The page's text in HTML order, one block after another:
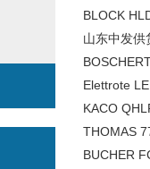
BLOCK
山东中发
Elettrote
KACO
THOMAS
BUCHER